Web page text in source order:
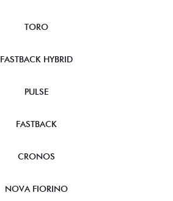
TORO
FASTBACK HYBRID
PULSE
FASTBACK
CRONOS
NOVA FIORINO